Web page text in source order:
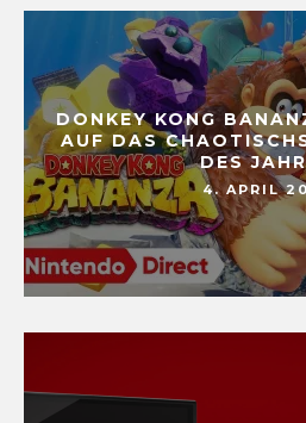
DONKEY KONG
AUF DAS
DES
4. APRIL